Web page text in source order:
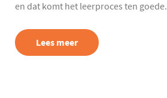
en dat komt het leerproces ten goede.
Lees meer